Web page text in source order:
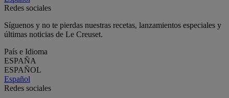
Redes sociales
Síguenos y no te pierdas nuestras recetas, lanzamientos especiales y
últimas noticias de Le Creuset.
País e Idioma
ESPAÑA
ESPAÑOL
Español
Redes sociales